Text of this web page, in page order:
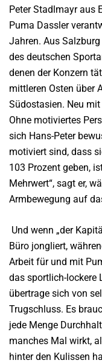
Peter Stadlmayr aus
Puma Dassler
Jahren. Aus
des deutschen
denen der Konzern
mittleren Osten über
Südostasien. Neu
Ohne motiviertes
sich Hans-Peter
motiviert sind, dass
103 Prozent geben,
Mehrwert“, sagt er,
Armbewegung auf
Und wenn „der
Büro jongliert,
Arbeit für und mit
das sportlich-lockere
übertrage sich von
Trugschluss. Es
jede Menge
manches Mal wirkt,
hinter den Kulissen